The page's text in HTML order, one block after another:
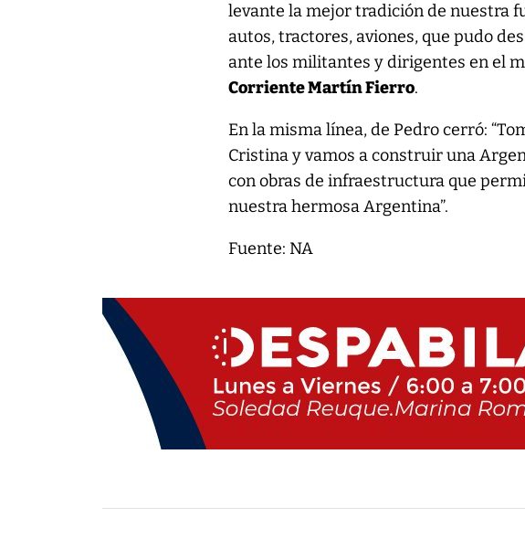
levante la mejor tradición de nuestra
autos, tractores, aviones, que pudo
ante los militantes y dirigentes en el
Corriente Martín Fierro.
En la misma línea, de Pedro cerró:
Cristina y vamos a construir una
con obras de infraestructura que
nuestra hermosa Argentina”.
Fuente: NA